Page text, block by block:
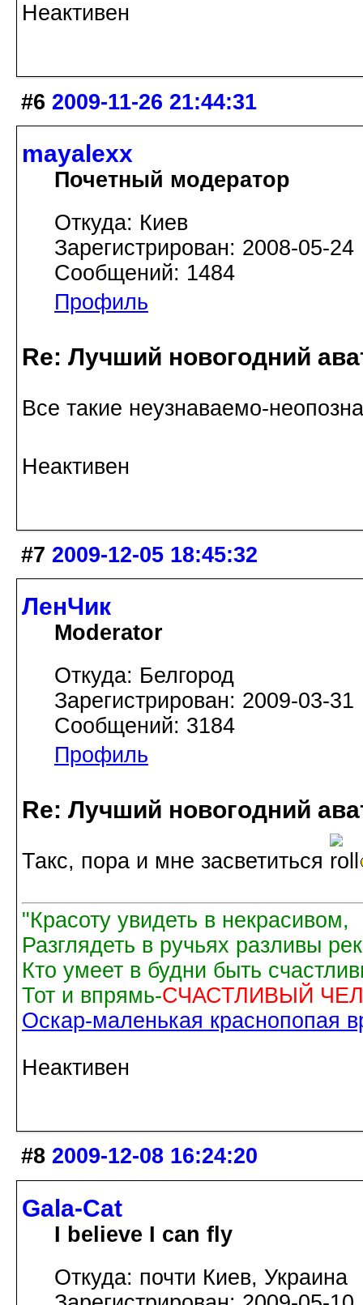
Неактивен
#6 2009-11-26 21:44:31
mayalexx
Почетный модератор
Откуда: Киев
Зарегистрирован: 2008-05-24
Сообщений: 1484
Профиль
Re: Лучший новогодний
Все такие неузнаваемо-
Неактивен
#7 2009-12-05 18:45:32
ЛенЧик
Moderator
Откуда: Белгород
Зарегистрирован: 2009-03-31
Сообщений: 3184
Профиль
Re: Лучший новогодний
Такс, пора и мне засветиться
"Красоту увидеть в некрасивом,
Разглядеть в ручьях разливы
Кто умеет в будни быть
Тот и впрямь-СЧАСТЛИВЫЙ
Оскар-маленькая краснопопая
Неактивен
#8 2009-12-08 16:24:20
Gala-Cat
I believe I can fly
Откуда: почти Киев, Украина